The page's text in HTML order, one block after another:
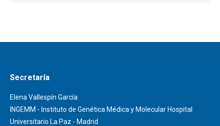
Secretaría
Elena Vallespín García
INGEMM - Instituto de Genética Médica y Molecular Hospital
Universitario La Paz - Madrid